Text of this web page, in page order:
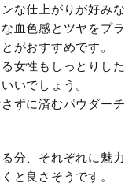
な仕上がりが好み
血色感とツヤをプ
がおすすめです。
女性もしっとりし
いでしょう。
ずに済むパウダー
分、それぞれに魅
と良さそうです。